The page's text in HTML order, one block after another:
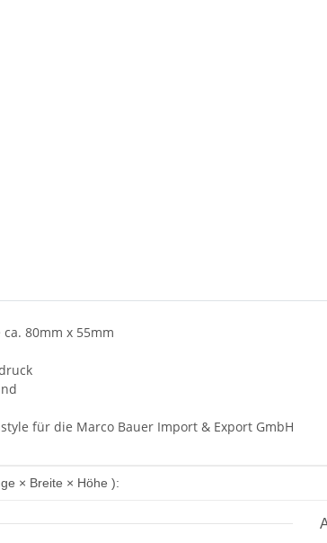
anzeigen
80mm x 55mm
für die Marco Bauer Import & Export GmbH
× Breite × Höhe ):